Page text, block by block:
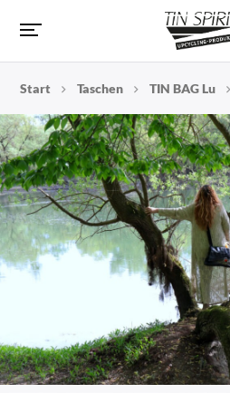
Start Taschen TIN BAG Lu